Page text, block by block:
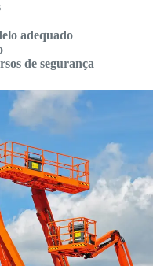
adequado
de segurança